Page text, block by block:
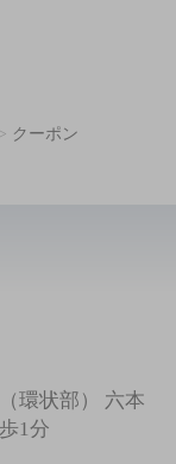
クーポン
環状部） 六本
1分